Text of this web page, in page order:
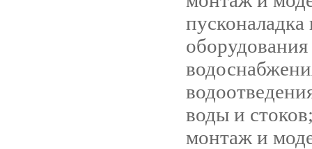
пусконаладка
оборудования
воды и
монтаж и